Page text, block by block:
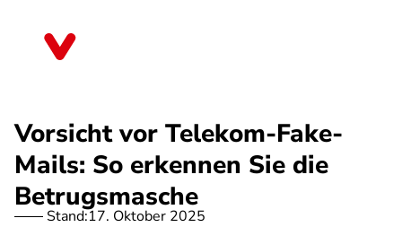
Vorsicht vor Telekom-Fake-
Mails: So erkennen Sie die
Betrugsmasche
Stand:17. Oktober 2025